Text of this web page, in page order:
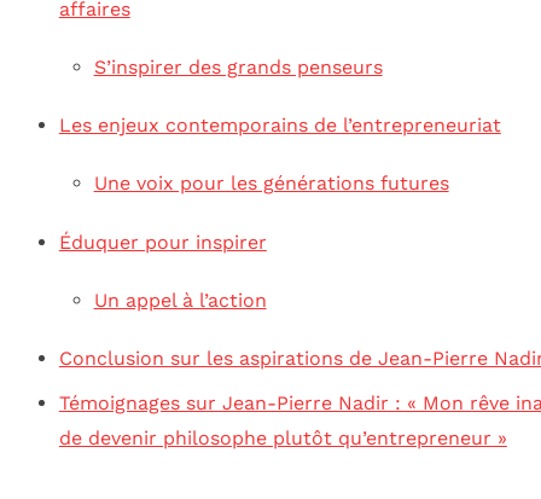
affaires
S’inspirer des grands penseurs
Les enjeux contemporains de l’entrepreneuriat
Une voix pour les générations futures
Éduquer pour inspirer
Un appel à l’action
Conclusion sur les aspirations de Jean-Pierre
Témoignages sur Jean-Pierre Nadir : « Mon rêve
de devenir philosophe plutôt qu’entrepreneur »